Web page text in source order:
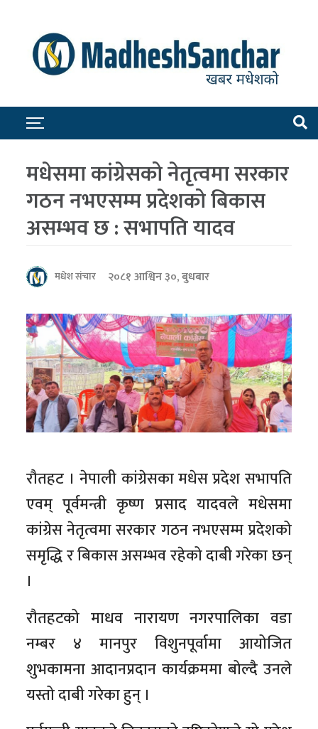
मधेसमा कांग्रेसको नेतृत्वमा सरकार
गठन नभएसम्म प्रदेशको बिकास
असम्भव छ : सभापति यादव
मधेश संचार २०८१ आश्विन ३०, बुधबार
रौतहट । नेपाली कांग्रेसका मधेस प्रदेश सभापति
एवम् पूर्वमन्त्री कृष्ण प्रसाद यादवले मधेसमा
कांग्रेस नेतृत्वमा सरकार गठन नभएसम्म प्रदेशको
समृद्धि र बिकास असम्भव रहेको दाबी गरेका छन्
।
रौतहटको माधव नारायण नगरपालिका वडा
नम्बर ४ मानपुर विशुनपूर्वामा आयोजित
शुभकामना आदानप्रदान कार्यक्रममा बोल्दै उनले
यस्तो दाबी गरेका हुन् ।